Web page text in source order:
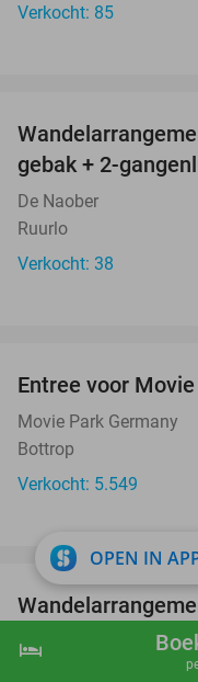
shopping_cart
hotel
Verkocht: 85
gebak + 2-
De Naober
Ruurlo
Verkocht: 38
Entree voor
Movie Park Germany
Bottrop
Verkocht: 5.549
gebak + 2-
Hotel Hof van Gelre by
OPEN IN